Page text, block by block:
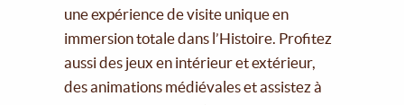
une expérience de visite unique en
immersion totale dans l’Histoire. Profitez
aussi des jeux en intérieur et extérieur,
des animations médiévales et assistez à